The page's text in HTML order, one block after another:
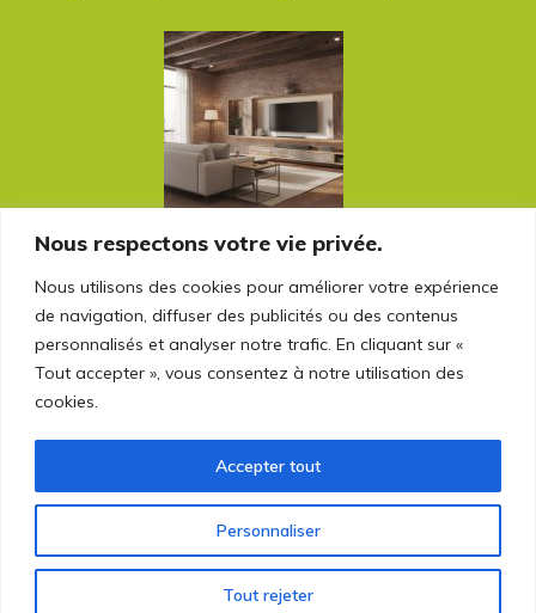
Nous respectons votre vie privée.
Nous utilisons des cookies pour améliorer votre expérience
de navigation, diffuser des publicités ou des contenus
personnalisés et analyser notre trafic. En cliquant sur «
Tout accepter », vous consentez à notre utilisation des
cookies.
Personnaliser
Tout rejeter
Accepter tout
Les atouts d’une rénovation intelligente :
tirer parti de ce que la maison offre déjà
Rechercher sur le blog
Rechercher :
© 2026 proetco.fr - Tous droits réservés.